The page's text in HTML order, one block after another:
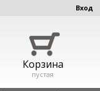
Вход
Корзина
пустая